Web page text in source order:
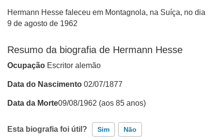
Hermann Hesse faleceu em Montagnola, na Suíça, no dia
9 de agosto de 1962
Resumo da biografia de Hermann Hesse
Ocupação Escritor alemão
Data do Nascimento 02/07/1877
Data da Morte09/08/1962 (aos 85 anos)
Esta biografia foi útil? Sim Não